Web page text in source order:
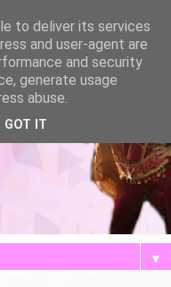
▼
to deliver its services
and user-agent are
and security
generate usage
abuse.
GOT IT